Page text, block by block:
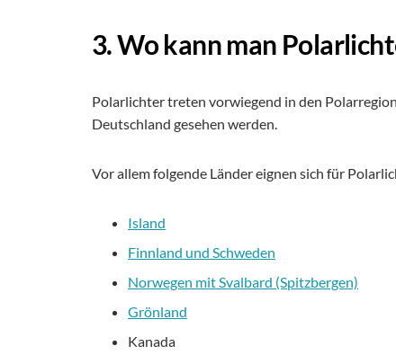
3. Wo kann man
Polarlichter treten vorwiegend in den
Deutschland gesehen werden.
Vor allem folgende Länder eignen sich für
Island
Finnland und Schweden
Norwegen mit Svalbard (Spitzbergen)
Grönland
Kanada